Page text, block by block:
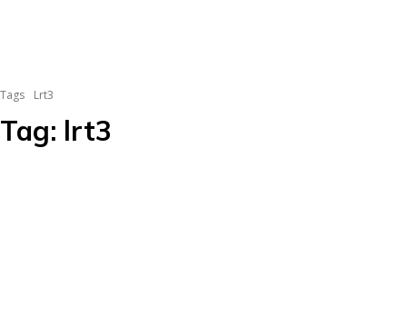
Tags Lrt3
Tag: lrt3